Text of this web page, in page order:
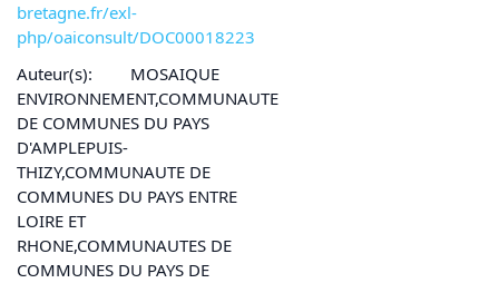
bretagne.fr/exl-
php/oaiconsult/DOC00018223
Auteur(s):
MOSAIQUE
ENVIRONNEMENT,COMMUNAUTE
DE COMMUNES DU PAYS
D'AMPLEPUIS-
THIZY,COMMUNAUTE DE
COMMUNES DU PAYS ENTRE
LOIRE ET
RHONE,COMMUNAUTES DE
COMMUNES DU PAYS DE